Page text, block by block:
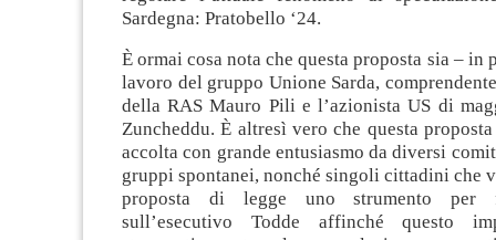
Sardegna: Pratobello ‘24.
È ormai cosa nota che questa proposta sia – in
lavoro del gruppo Unione Sarda,
della RAS Mauro Pili e l’azionista US di
Zuncheddu. È altresì vero che questa
accolta con grande entusiasmo da diversi
gruppi spontanei, nonché singoli cittadini che
proposta di legge uno strumento per
sull’esecutivo Todde affinché questo